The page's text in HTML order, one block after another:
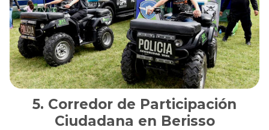
Corredor de Participación
Ciudadana en Berisso